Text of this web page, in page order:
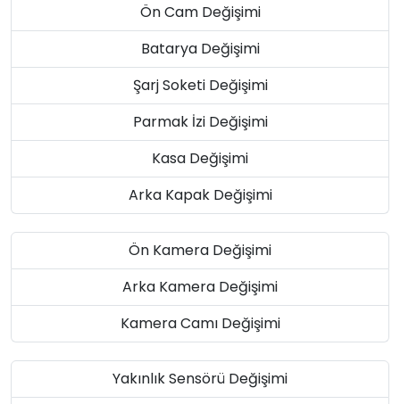
Ön Cam Değişimi
Batarya Değişimi
Şarj Soketi Değişimi
Parmak İzi Değişimi
Kasa Değişimi
Arka Kapak Değişimi
Ön Kamera Değişimi
Arka Kamera Değişimi
Kamera Camı Değişimi
Yakınlık Sensörü Değişimi